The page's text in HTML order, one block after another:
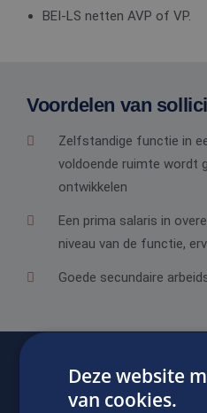
BEI-LS netten AVP of VP.
Voordelen van
Zelfstandige functie in
voldoende ruimte wordt
ontwikkelen
Een prima salaris in
niveau van de functie,
Goede secundaire
Of regel het
Deze website
van cookies.